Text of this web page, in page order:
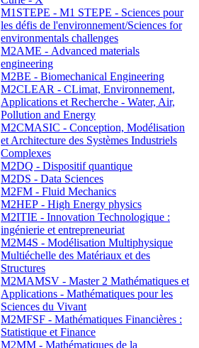
M1STEPE - M1 STEPE - Sciences pour
les défis de l'environnement/Sciences for
environmentals challenges
M2AME - Advanced materials
engineering
M2BE - Biomechanical Engineering
M2CLEAR - CLimat, Environnement,
Applications et Recherche - Water, Air,
Pollution and Energy
M2CMASIC - Conception, Modélisation
et Architecture des Systèmes Industriels
Complexes
M2DQ - Dispositif quantique
M2DS - Data Sciences
M2FM - Fluid Mechanics
M2HEP - High Energy physics
M2ITIE - Innovation Technologique :
ingénierie et entrepreneuriat
M2M4S - Modélisation Multiphysique
Multiéchelle des Matériaux et des
Structures
M2MAMSV - Master 2 Mathématiques et
Applications - Mathématiques pour les
Sciences du Vivant
M2MFSF - Mathématiques Financières :
Statistique et Finance
M2MM - Mathématiques de la